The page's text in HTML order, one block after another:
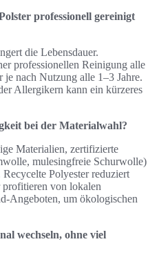
professionell gereinigt
die Lebensdauer.
professionellen Reinigung alle
je nach Nutzung alle 1–3 Jahre.
Allergikern kann ein kürzeres
bei der Materialwahl?
Materialien, zertifizierte
mulesingfreie Schurwolle)
Polyester reduziert
von lokalen
um ökologischen
wechseln, ohne viel